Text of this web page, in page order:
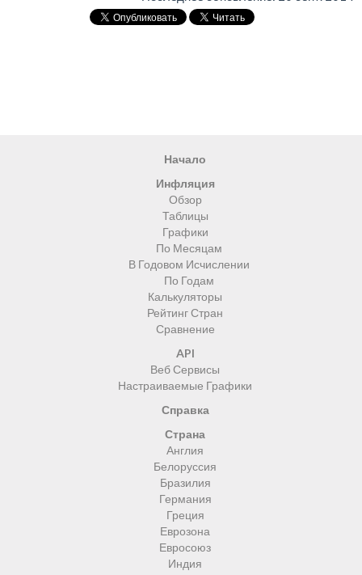
Начало
Инфляция
Обзор
Таблицы
Графики
По Месяцам
В Годовом Исчислении
По Годам
Калькуляторы
Рейтинг Стран
Сравнение
API
Веб Сервисы
Настраиваемые Графики
Справка
Страна
Англия
Белоруссия
Бразилия
Германия
Греция
Еврозона
Евросоюз
Индия